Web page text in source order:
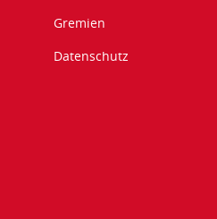
Gremien
Datenschutz